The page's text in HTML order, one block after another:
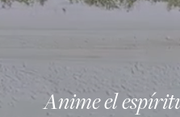
Anime el